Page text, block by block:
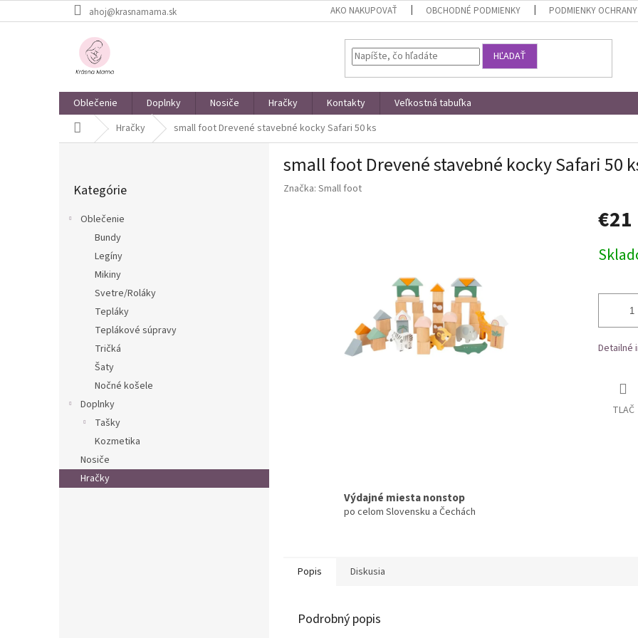
na
ahoj@krasnamama.sk AKO NAKUPOVAŤ OBCHODNÉ PODMIENKY PODMIENKY OCHRANY
HĽADAŤ
Oblečenie Doplnky Nosiče Hračky Kontakty
Veľkostná tabuľka
DomovHračky small foot Drevené stavebné kocky Safari 50 ks
kategórie
Kategórie
Oblečenie
Bundy
Legíny
Mikiny
Svetre/Roláky
Tepláky
Teplákové súpravy
Tričká
Šaty
Nočné košele
Doplnky
Tašky
Kozmetika
Nosiče
Hračky
small foot Drevené stavebné kocky Safari 50
Značka: Small foot
€21
cena:
Detailné
TLAČ
Výdajné miesta nonstop
po celom Slovensku a Čechách
Popis Diskusia
Podrobný popis